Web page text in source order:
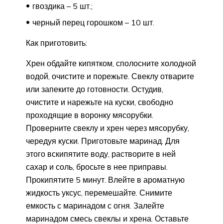
гвоздика – 5 шт.;
черный перец горошком – 10 шт.
Как приготовить:
Хрен обдайте кипятком, сполосните холодной
водой, очистите и порежьте. Свеклу отварите
или запеките до готовности. Остудив,
очистите и нарежьте на куски, свободно
проходящие в воронку мясорубки.
Проверните свеклу и хрен через мясорубку,
чередуя куски. Приготовьте маринад. Для
этого вскипятите воду, растворите в ней
сахар и соль, бросьте в нее приправы.
Прокипятите 5 минут. Влейте в ароматную
жидкость уксус, перемешайте. Снимите
емкость с маринадом с огня. Залейте
маринадом смесь свеклы и хрена. Оставьте